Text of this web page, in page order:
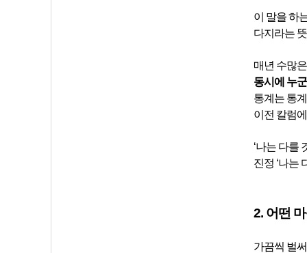
이 말을 하
다지라는
매년 수많
동시에 누
통계는 통
이전 칼럼
‘나는 다를
진정 ‘나는
2. 어떤
가끔씩 벌